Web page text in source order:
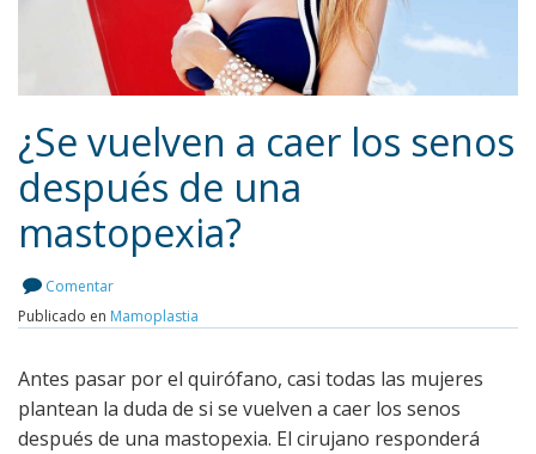
Leer más
¿Se vuelven a caer los senos
después de una
mastopexia?
Comentar
Publicado en Mamoplastia
Antes pasar por el quirófano, casi todas las mujeres
plantean la duda de si se vuelven a caer los senos
después de una mastopexia. El cirujano responderá